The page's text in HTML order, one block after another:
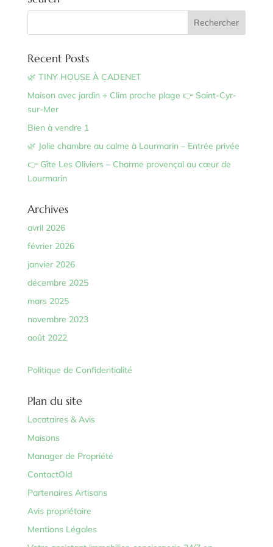
Recent Posts
🌿 TINY HOUSE À CADENET
Maison avec jardin + Clim proche plage 👉 Saint-Cyr-
sur-Mer
Bien à vendre 1
🌿 Jolie chambre au calme à Lourmarin – Entrée privée
👉 Gîte Les Oliviers – Charme provençal au cœur de
Lourmarin
Archives
avril 2026
février 2026
janvier 2026
décembre 2025
mars 2025
novembre 2023
août 2022
Politique de Confidentialité
Plan du site
Locataires & Avis
Maisons
Manager de Propriété
ContactOld
Partenaires Artisans
Avis propriétaire
Mentions Légales